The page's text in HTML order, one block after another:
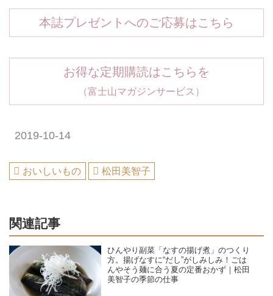
本誌プレゼントへのご応募はこちら
お得な定期購読はこちらを
（富士山マガジンサービス）
2019-10-14
おいしいもの 松田美智子
関連記事
ひんやり副菜「なすの揚げ煮」のつくり
方。揚げなすに“だし”がしみしみ！ごは
んやそう麺に合う夏の定番おかず｜松田
美智子の季節の仕事